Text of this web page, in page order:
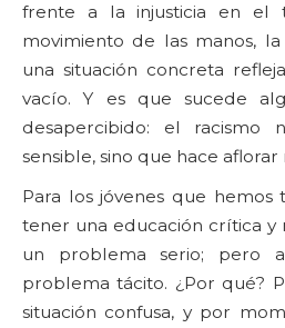
frente a la injusticia en
movimiento de las manos,
una situación concreta
vacío. Y es que sucede
desapercibido: el
sensible, sino que hace aflorar
Para los jóvenes que
tener una educación crítica y
un problema serio; pero
problema tácito. ¿Por qué?
situación confusa, y por